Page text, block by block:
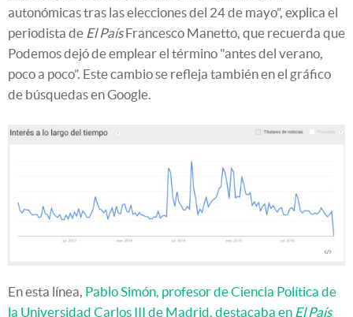
autonómicas tras las elecciones del 24 de mayo”, explica el
periodista de El PaísFrancesco Manetto, que recuerda que
Podemos dejó de emplear el término "antes del verano,
poco a poco”. Este cambio se refleja también en el gráfico
de búsquedas en Google.
En esta línea, Pablo Simón, profesor de Ciencia Política de
la Universidad Carlos III de Madrid, destacaba en El País